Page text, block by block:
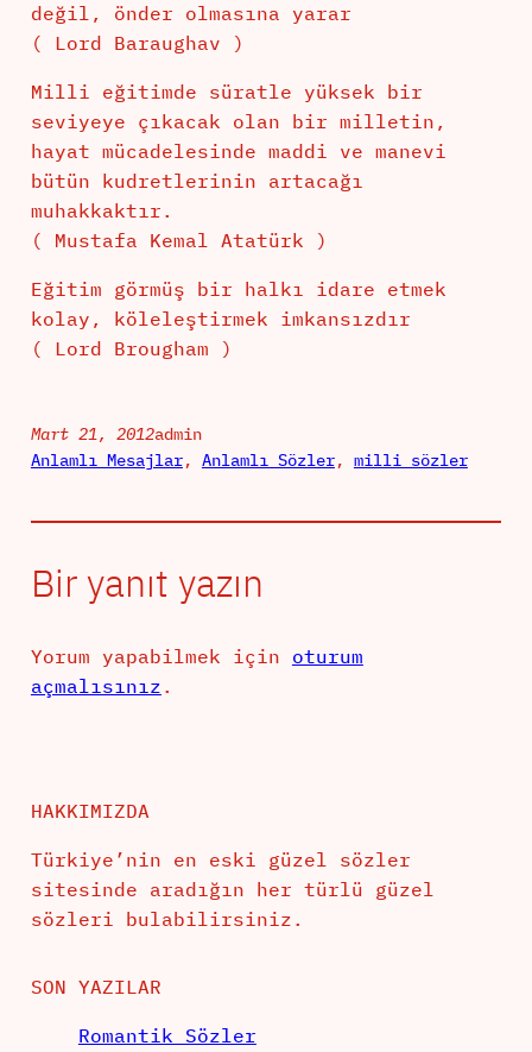
değil, önder olmasına yarar
( Lord Baraughav )
Milli eğitimde süratle yüksek bir
seviyeye çıkacak olan bir milletin,
hayat mücadelesinde maddi ve manevi
bütün kudretlerinin artacağı
muhakkaktır.
( Mustafa Kemal Atatürk )
Eğitim görmüş bir halkı idare etmek
kolay, köleleştirmek imkansızdır
( Lord Brougham )
Mart 21, 2012admin
Anlamlı Mesajlar, Anlamlı Sözler, milli sözler
Bir yanıt yazın
Yorum yapabilmek için oturum
açmalısınız .
HAKKIMIZDA
Türkiye’nin en eski güzel sözler
sitesinde aradığın her türlü güzel
sözleri bulabilirsiniz.
SON YAZILAR
Romantik Sözler